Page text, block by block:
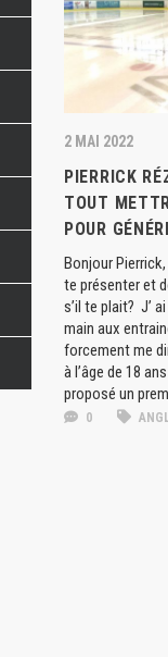
2 MAI 2022
PIERRICK
TOUT
POUR
Bonjour
te présenter et
s’il te plait? J’
main aux
forcement me
à l’âge de 18
proposé un
0